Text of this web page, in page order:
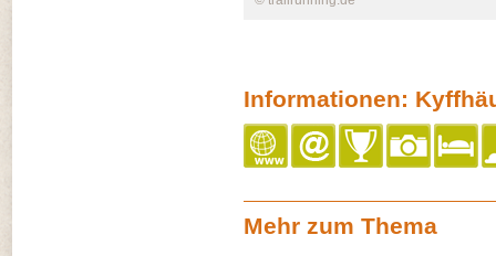
Informationen:
Mehr zum Thema